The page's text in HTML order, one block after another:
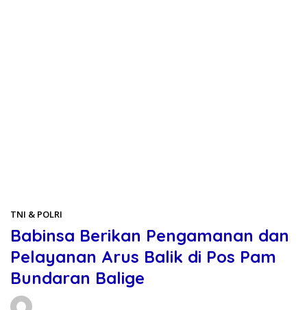
TNI & POLRI
Babinsa Berikan Pengamanan dan
Pelayanan Arus Balik di Pos Pam
Bundaran Balige